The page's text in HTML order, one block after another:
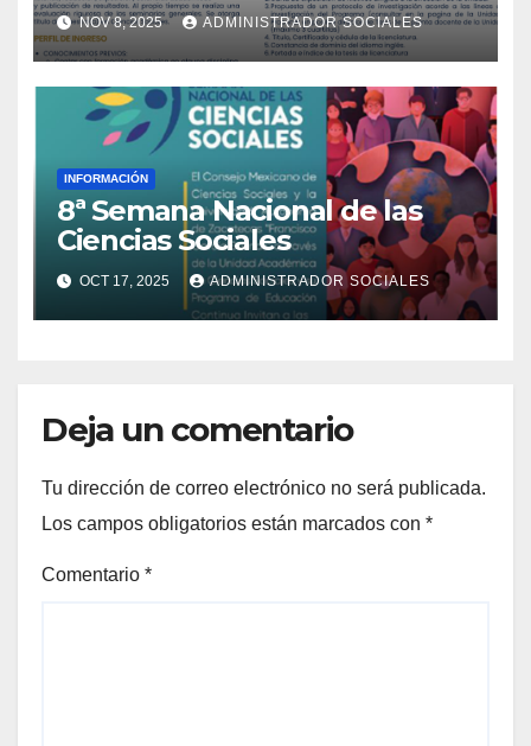
NOV 8, 2025 ADMINISTRADOR SOCIALES
INFORMACIÓN
8ª Semana Nacional de las
Ciencias Sociales
OCT 17, 2025 ADMINISTRADOR SOCIALES
Deja un comentario
Tu dirección de correo electrónico no será publicada.
Los campos obligatorios están marcados con *
Comentario *